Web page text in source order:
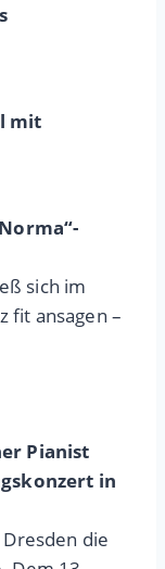
mit
sich im
fit ansagen –
Pianist
in
die